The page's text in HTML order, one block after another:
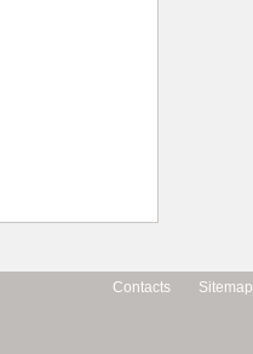
Contacts Sitemap